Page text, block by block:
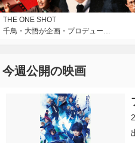
THE ONE SHOT
千鳥・大悟が企画・プロデュー…
今週公開の映画